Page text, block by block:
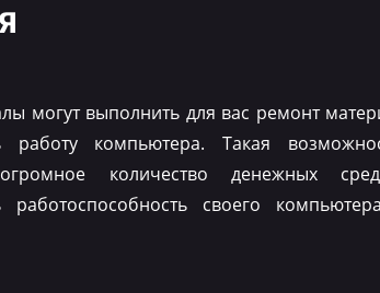
могут выполнить для вас ремонт
работу компьютера. Такая
количество денежных
работоспособность своего